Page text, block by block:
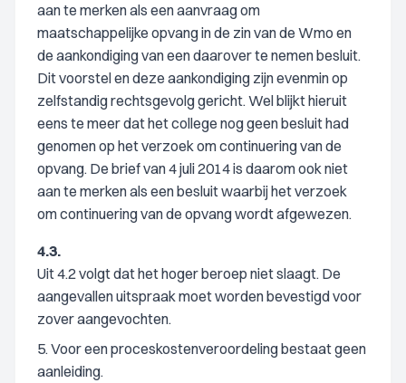
aan te merken als een aanvraag om
maatschappelijke opvang in de zin van de Wmo en
de aankondiging van een daarover te nemen besluit.
Dit voorstel en deze aankondiging zijn evenmin op
zelfstandig rechtsgevolg gericht. Wel blijkt hieruit
eens te meer dat het college nog geen besluit had
genomen op het verzoek om continuering van de
opvang. De brief van 4 juli 2014 is daarom ook niet
aan te merken als een besluit waarbij het verzoek
om continuering van de opvang wordt afgewezen.
4.3.
Uit 4.2 volgt dat het hoger beroep niet slaagt. De
aangevallen uitspraak moet worden bevestigd voor
zover aangevochten.
5. Voor een proceskostenveroordeling bestaat geen
aanleiding.